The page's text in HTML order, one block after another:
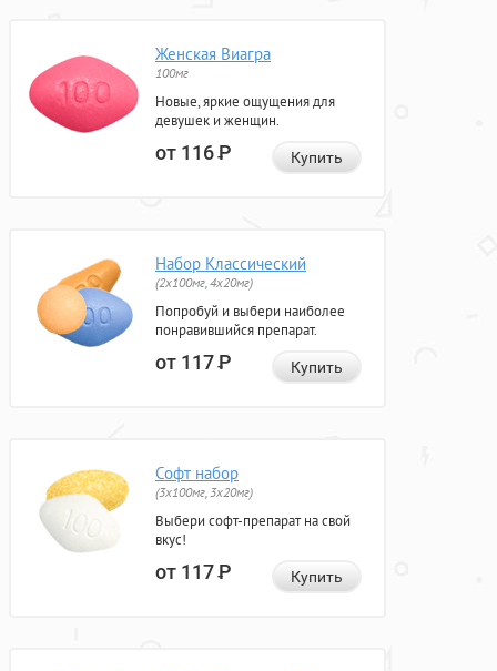
Женская Виагра
100мг
Новые, яркие ощущения для
девушек и женщин.
от 116Р Купить
Набор Классический
(2x100мг, 4x20мг)
Попробуй и выбери наиболее
понравившийся препарат.
от 117Р Купить
Софт набор
(3x100мг, 3x20мг)
Выбери софт-препарат на свой
вкус!
от 117Р Купить